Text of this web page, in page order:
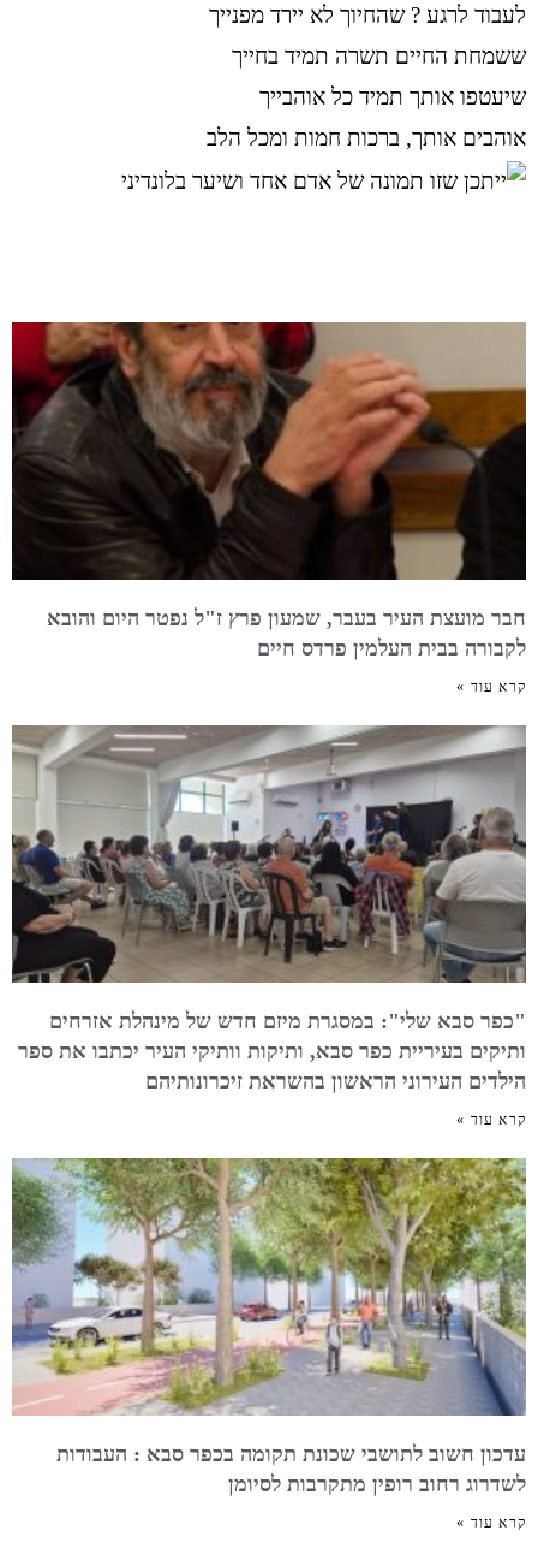
לעבוד לרגע ? שהחיוך לא יירד מפנייך
ששמחת החיים תשרה תמיד בחייך
שיעטפו אותך תמיד כל אוהבייך
אוהבים אותך, ברכות חמות ומכל הלב
חבר מועצת העיר בעבר, שמעון פרץ ז"ל נפטר היום והובא
לקבורה בבית העלמין פרדס חיים
קרא עוד »
"כפר סבא שלי": במסגרת מיזם חדש של מינהלת אזרחים
ותיקים בעיריית כפר סבא, ותיקות וותיקי העיר יכתבו את ספר
הילדים העירוני הראשון בהשראת זיכרונותיהם
קרא עוד »
עדכון חשוב לתושבי שכונת תקומה בכפר סבא : העבודות
לשדרוג רחוב רופין מתקרבות לסיומן
קרא עוד »